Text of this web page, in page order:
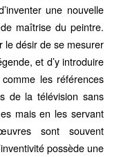
une nouvelle
maîtrise du peintre.
le désir de se mesurer
et d’y introduire
les références
de la télévision sans
mais en les servant
sont souvent
possède une